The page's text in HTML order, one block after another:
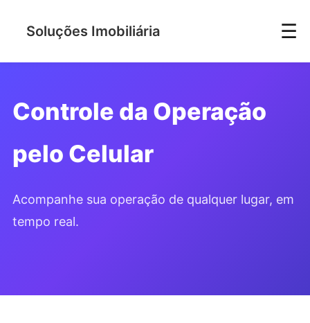
Soluções Imobiliária ☰
Controle da Operação
pelo Celular
Acompanhe sua operação de qualquer lugar, em
tempo real.